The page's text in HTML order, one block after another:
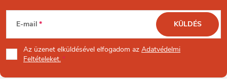
L
á
b
E-mail
Az üzenet elküldésével elfogadom az Adatvédelmi
Feltételeket.
KÜLDÉS